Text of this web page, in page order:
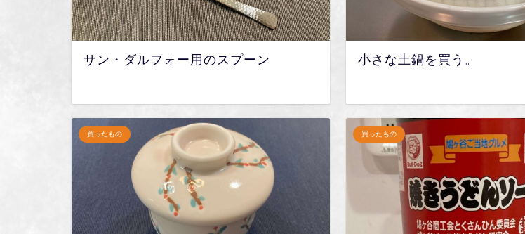
サン・ダルフォー用のスプーン 小さな土鍋を買う。
買ったもの 買ったもの